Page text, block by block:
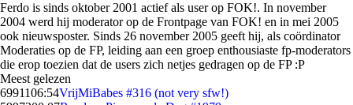
Ferdo is sinds oktober 2001 actief als user op FOK!. In november
2004 werd hij moderator op de Frontpage van FOK! en in mei 2005
ook nieuwsposter. Sinds 26 november 2005 geeft hij, als coördinator
Moderaties op de FP, leiding aan een groep enthousiaste fp-moderators
die erop toezien dat de users zich netjes gedragen op de FP :P
Meest gelezen
6991106:54VrijMiBabes #316 (not very sfw!)